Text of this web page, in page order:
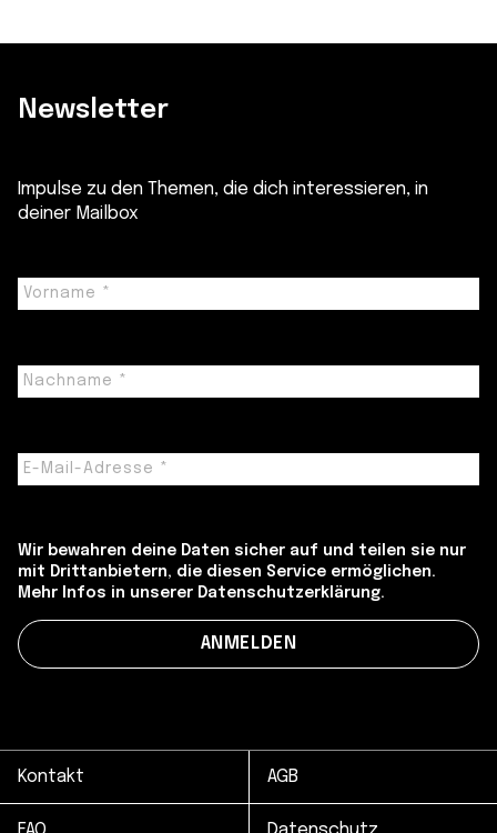
Newsletter
Impulse zu den Themen, die dich interessieren, in
deiner Mailbox
Wir bewahren deine Daten sicher auf und teilen sie nur
mit Drittanbietern, die diesen Service ermöglichen.
Mehr Infos in unserer Datenschutzerklärung.
Kontakt AGB